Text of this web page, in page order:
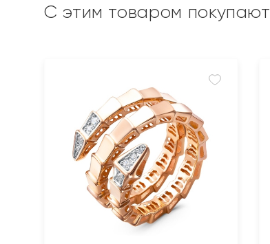
С этим товаром покупают